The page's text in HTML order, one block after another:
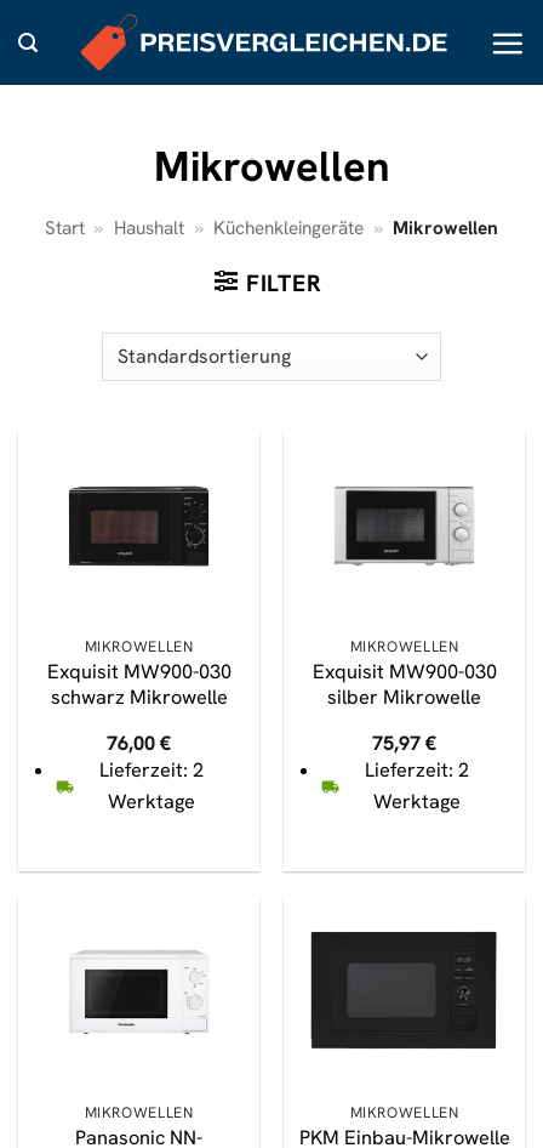
Inhalt
springen
Mikrowellen
Start » Haushalt » Küchenkleingeräte » Mikrowellen
FILTER
MIKROWELLEN
Exquisit MW900-030
schwarz Mikrowelle
76,00€
Lieferzeit: 2
Werktage
MIKROWELLEN
Exquisit MW900-030
silber Mikrowelle
75,97€
Lieferzeit: 2
Werktage
MIKROWELLEN
Panasonic NN-
MIKROWELLEN
PKM Einbau-Mikrowelle